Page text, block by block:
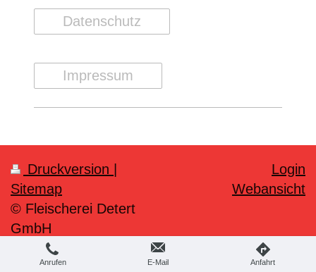
Datenschutz
Impressum
Druckversion
Sitemap
© Fleischerei Detert
GmbH
Login
Webansicht
Anrufen E-Mail Anfahrt